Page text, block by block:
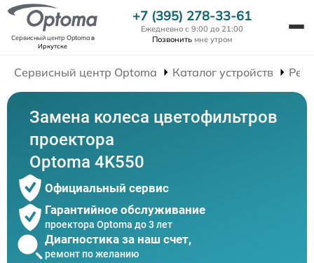
Сервисный центр Optomaв
Иркутске
+7 (395) 278-33-61
Ежедневно с 9:00 до 21:00
Позвонить мне утром
Сервисный центр Optoma Каталог устройств
Замена колеса цветофильтров
проектора
Optoma 4K550
Официальный сервис
Гарантийное обслуживание
проектора Optoma до 3 лет
Диагностика за наш счет,
ремонт по желанию